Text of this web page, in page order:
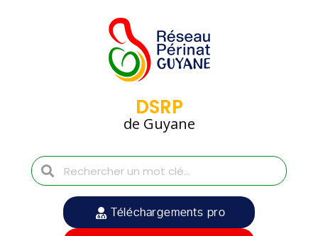
DSRP
de Guyane
Téléchargements pro